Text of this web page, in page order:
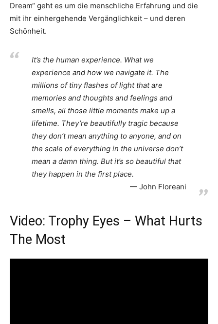
Dream“ geht es um die menschliche Erfahrung und die
mit ihr einhergehende Vergänglichkeit – und deren
Schönheit.
It’s the human experience. What we
experience and how we navigate it. The
millions of tiny flashes of light that are
memories and thoughts and feelings and
smells, all those little moments make up a
lifetime. They’re beautifully tragic because
they don’t mean anything to anyone, and on
the scale of everything in the universe don’t
mean a damn thing. But it’s so beautiful that
they happen in the first place.
John Floreani
Video: Trophy Eyes – What Hurts
The Most